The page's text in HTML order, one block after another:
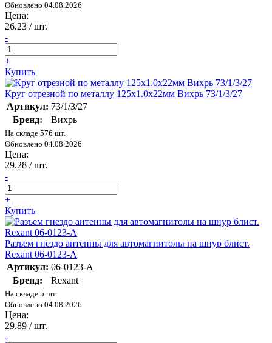
Обновлено 04.08.2026
Цена:
26.23 / шт.
-
+
Купить
Круг отрезной по металлу 125х1.0х22мм Вихрь 73/1/3/27
Артикул: 73/1/3/27
Бренд:
Вихрь
На складе 576 шт.
Обновлено 04.08.2026
Цена:
29.28 / шт.
-
+
Купить
Разъем гнездо антенны для автомагнитолы на шнур блист.
Rexant 06-0123-A
Артикул: 06-0123-A
Бренд:
Rexant
На складе 5 шт.
Обновлено 04.08.2026
Цена:
29.89 / шт.
-